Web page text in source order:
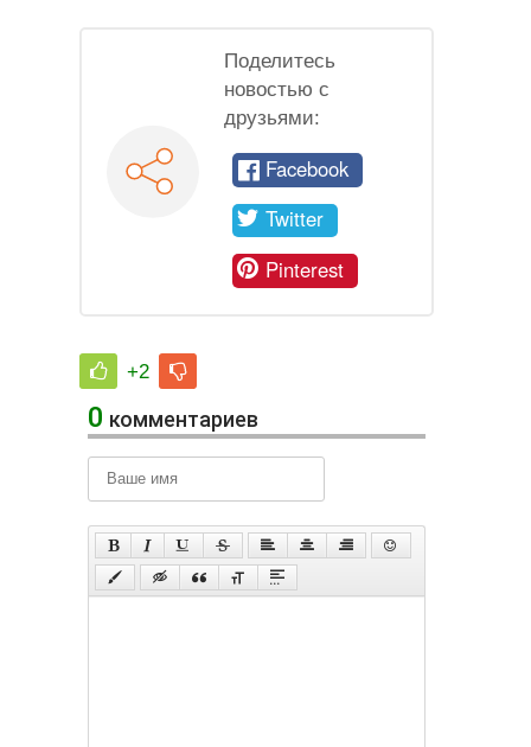
Поделитесь
новостью с
друзьями:
Facebook
Twitter
Pinterest
+2
0 комментариев